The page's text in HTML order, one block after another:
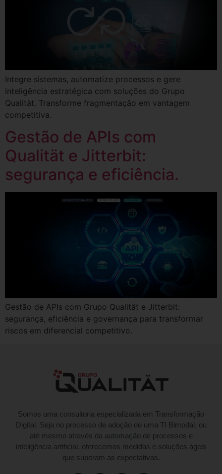
Integre sistemas, automatize processos e gere
inteligência estratégica com soluções do Grupo
Qualität. Transforme fragmentação em vantagem
competitiva.
Gestão de APIs com
Qualität e Jitterbit:
segurança e eficiência.
Gestão de APIs com Grupo Qualität e Jitterbit:
segurança, eficiência e governança para transformar
riscos em diferencial competitivo.
Somos uma consultoria especializada em Transformação
Digital. Seja no processo de adoção de uma TI Bimodal, ou
até mesmo através da automação de processos e
inteligência artificial, oferecemos medidas e soluções ágeis
que superam as expectativas.